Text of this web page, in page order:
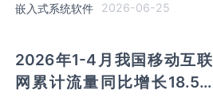
嵌入式系统软件 2026-06-25
2026年1-4月我国移动互联
网累计流量同比增长18.5%